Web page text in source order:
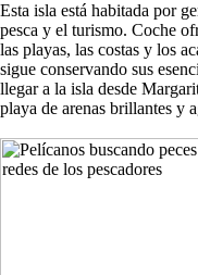
Esta isla está habitada por
pesca y el turismo. Coche
las playas, las costas y los
sigue conservando sus
llegar a la isla desde
playa de arenas brillantes y